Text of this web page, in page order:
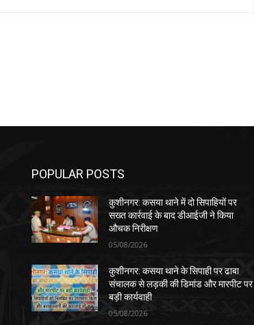
POPULAR POSTS
कुशीनगर: कसया थाने में दो सिपाहियों पर
सख्त कार्रवाई के बाद डीआईजी ने किया
औचक निरीक्षण
05/08/2026
कुशीनगर: कसया थाने के सिपाही पर ढाबा
संचालक से लड़की की डिमांड और मारपीट पर
बड़ी कार्यवाही
05/08/2026